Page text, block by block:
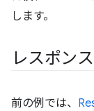
します。
レスポン
前の例では、